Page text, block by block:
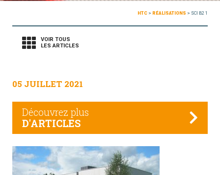
HTC > RÉALISATIONS > SCI B2 1
VOIR TOUS
LES ARTICLES
05 JUILLET 2021
Découvrez plus
D'ARTICLES